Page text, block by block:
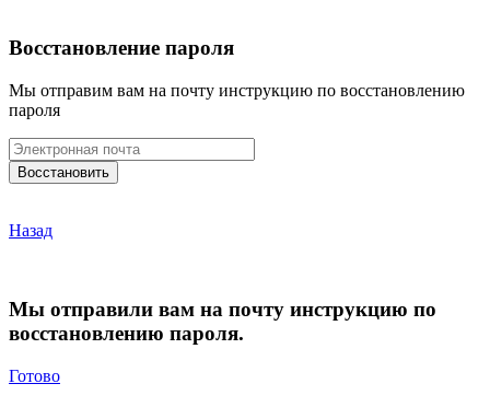
Восстановление пароля
Мы отправим вам на почту инструкцию по восстановлению
пароля
Назад
Мы отправили вам на почту инструкцию по
восстановлению пароля.
Готово